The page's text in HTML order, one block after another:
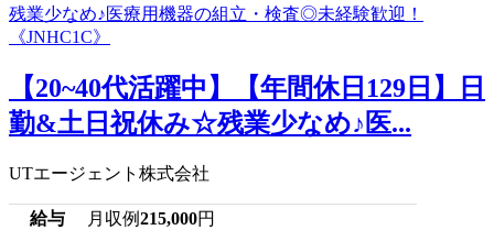
【20~40代活躍中】【年間休日129日】日
勤&土日祝休み☆残業少なめ♪医...
UTエージェント株式会社
給与 月収例215,000円